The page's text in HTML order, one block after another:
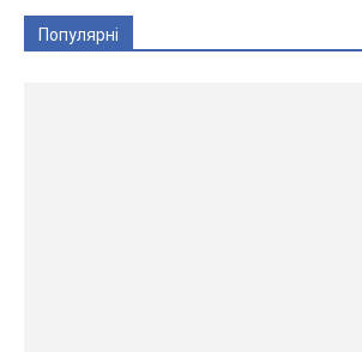
Популярні